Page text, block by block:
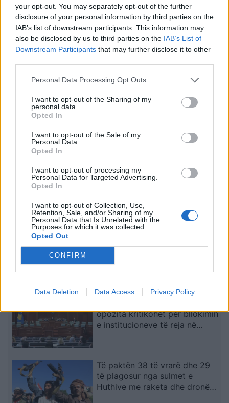
your opt-out. You may separately opt-out of the further
disclosure of your personal information by third parties on the
IAB’s list of downstream participants. This information may
also be disclosed by us to third parties on the IAB’s List of
Downstream Participants that may further disclose it to other
Personal Data Processing Opt Outs
I want to opt-out of the Sharing of my
personal data.
Opted In
I want to opt-out of the Sale of my
Personal Data.
Opted In
I want to opt-out of processing my
Personal Data for Targeted Advertising.
Opted In
I want to opt-out of Collection, Use,
Retention, Sale, and/or Sharing of my
Personal Data that Is Unrelated with the
Purposes for which it was collected.
Opted Out
CONFIRM
Data Deletion Data Access Privacy Policy
nevojë për 28 mijë dollarë
në vit për të arritur
“pragun e lumturisë”
ka mungesë municionesh:
Burgime të gjata për
publikuesit e deklaratave
tradhtare
Temperaturat mbi 41
gradë, qytetarët e
Elbasanit kërkojnë freski
në Byshek
“Ermal Beqiri kishte akses
u pasurua”/ Ermal Peçi:
SPAK ka mbërritur në
gjurmët çojnë te Rama
të fundit
Rodri humbi durimin me Real
marrëveshjes së tij me
Barcelonën
Sarandë: Më thanë se ishin
lodra
opozita kritikohet për bllokimin
e institucioneve të reja në
Të paktën 38 të vrarë dhe 29
të plagosur nga sulmet e
Huthive me raketa dhe dronë